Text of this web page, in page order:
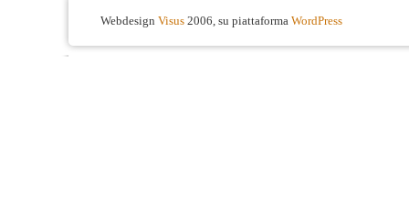
Webdesign Visus 2006, su piattaforma WordPress